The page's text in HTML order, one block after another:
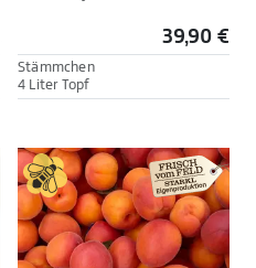
39,90 €
Stämmchen
4 Liter Topf